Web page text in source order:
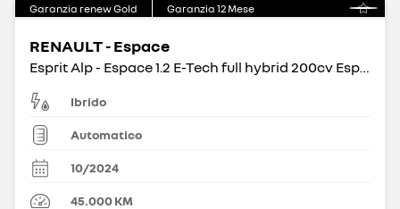
Garanzia renew Gold Garanzia 12Mese
RENAULT - Espace
Esprit Alp - Espace 1.2 E-Tech full hybrid 200cv Esprit Alpine
Ibrido
Automatico
10/2024
45.000KM